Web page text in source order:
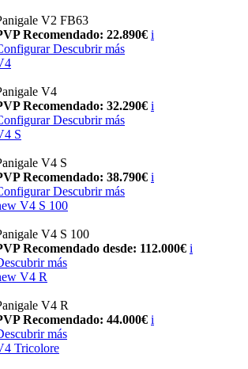
V2 FB63
Recomendado: 22.890€ i
Descubrir más
V4
Recomendado: 32.290€ i
Descubrir más
S
V4 S
Recomendado: 38.790€ i
Descubrir más
V4 S 100
V4 S 100
Recomendado desde: 112.000€ i
más
V4 R
V4 R
Recomendado: 44.000€ i
más
Tricolore